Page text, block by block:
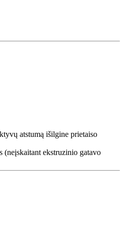
atstumą išilgine prietaiso
ekstruzinio gatavo